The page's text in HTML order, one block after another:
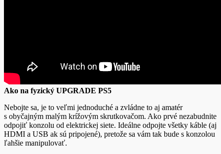
Ako na fyzický UPGRADE PS5
Nebojte sa, je to veľmi jednoduché a zvládne to aj amatér
s obyčajným malým krížovým skrutkovačom. Ako prvé nezabudnite
odpojiť konzolu od elektrickej siete. Ideálne odpojte všetky káble (aj
HDMI a USB ak sú pripojené), pretože sa vám tak bude s konzolou
ľahšie manipulovať.